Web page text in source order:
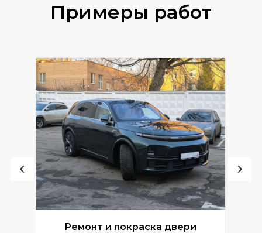
Примеры работ
Ремонт и покраска двери